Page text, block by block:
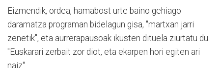
Eizmendik, ordea, hamabost urte baino gehiago
daramatza programan bidelagun gisa, "martxan jarri
zenetik", eta aurrerapausoak ikusten dituela ziurtatu du.
"Euskarari zerbait zor diot, eta ekarpen hori egiten ari
naiz".